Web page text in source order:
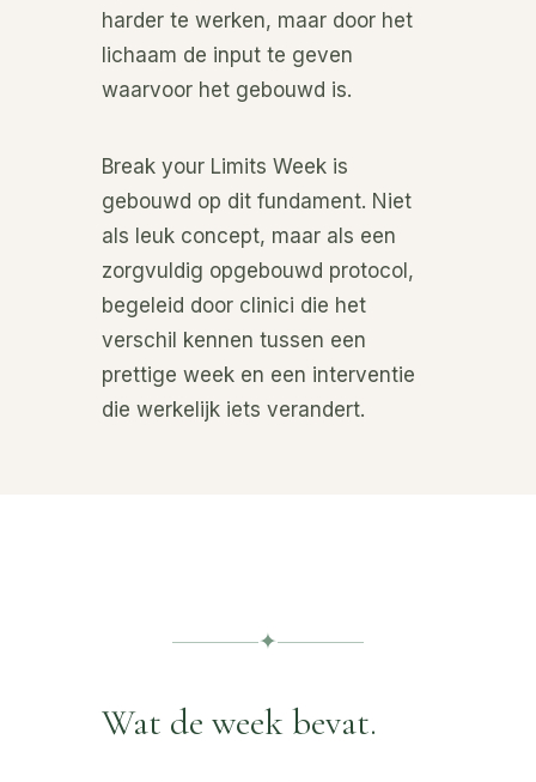
harder te werken, maar door het
lichaam de input te geven
waarvoor het gebouwd is.
Break your Limits Week is
gebouwd op dit fundament. Niet
als leuk concept, maar als een
zorgvuldig opgebouwd protocol,
begeleid door clinici die het
verschil kennen tussen een
prettige week en een interventie
die werkelijk iets verandert.
✦
Wat de week bevat.